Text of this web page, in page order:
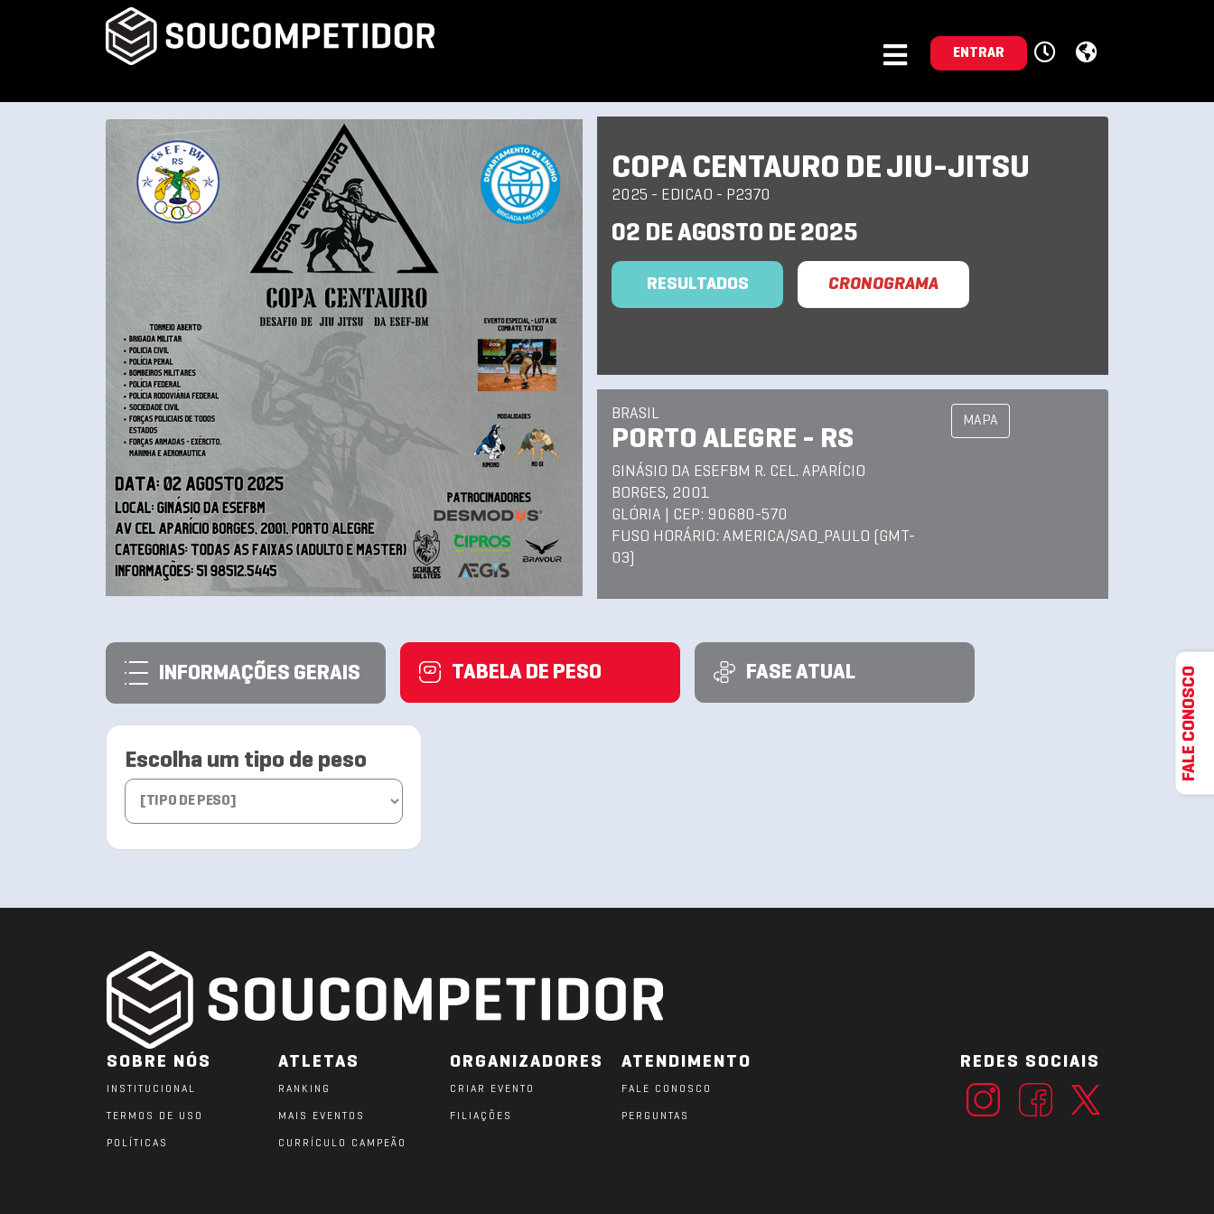
ENTRAR
COPA CENTAURO DE JIU-JITSU
2025 - EDICAO - P2370
02 DE AGOSTO DE 2025
RESULTADOS CRONOGRAMA
BRASIL
PORTO ALEGRE - RS
GINÁSIO DA ESEFBM R. CEL. APARÍCIO
BORGES, 2001
GLÓRIA | CEP: 90680-570
FUSO HORÁRIO: AMERICA/SAO_PAULO (GMT-
03)
MAPA
INFORMAÇÕES GERAIS TABELA DE PESO FASE ATUAL
Escolha um tipo de peso
SOBRE NÓS
INSTITUCIONAL
TERMOS DE USO
POLÍTICAS
ATLETAS
RANKING
MAIS EVENTOS
CURRÍCULO CAMPEÃO
ORGANIZADORES
CRIAR EVENTO
FILIAÇÕES
ATENDIMENTO
FALE CONOSCO
PERGUNTAS
REDES SOCIAIS
FALE CONOSCO